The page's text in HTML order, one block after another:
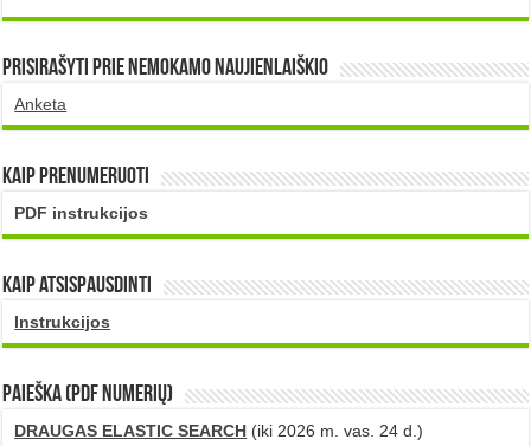
Prisirašyti prie nemokamo naujienlaiškio
Anketa
Kaip prenumeruoti
PDF instrukcijos
Kaip atsispausdinti
Instrukcijos
PAIEŠKA (PDF numerių)
DRAUGAS ELASTIC SEARCH (iki 2026 m. vas. 24 d.)